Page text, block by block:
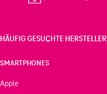
HÄUFIG GESUCHTE HERSTELLER
SMARTPHONES
Apple